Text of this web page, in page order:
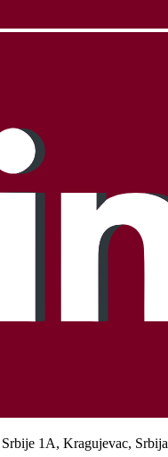
1A, Kragujevac, Srbija